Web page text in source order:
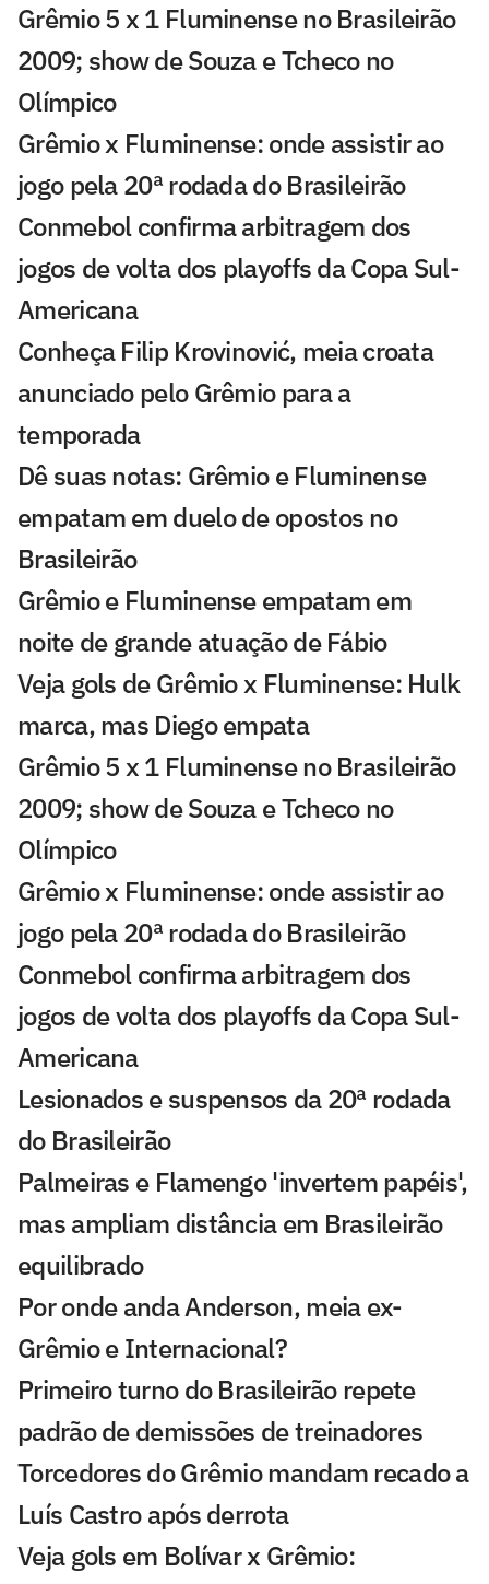
Grêmio 5 x 1 Fluminense no Brasileirão
2009; show de Souza e Tcheco no
Olímpico
Grêmio x Fluminense: onde assistir ao
jogo pela 20ª rodada do Brasileirão
Conmebol confirma arbitragem dos
jogos de volta dos playoffs da Copa Sul-
Americana
Conheça Filip Krovinović, meia croata
anunciado pelo Grêmio para a
temporada
Dê suas notas: Grêmio e Fluminense
empatam em duelo de opostos no
Brasileirão
Grêmio e Fluminense empatam em
noite de grande atuação de Fábio
Veja gols de Grêmio x Fluminense: Hulk
marca, mas Diego empata
Grêmio 5 x 1 Fluminense no Brasileirão
2009; show de Souza e Tcheco no
Olímpico
Grêmio x Fluminense: onde assistir ao
jogo pela 20ª rodada do Brasileirão
Conmebol confirma arbitragem dos
jogos de volta dos playoffs da Copa Sul-
Americana
Lesionados e suspensos da 20ª rodada
do Brasileirão
Palmeiras e Flamengo 'invertem papéis',
mas ampliam distância em Brasileirão
equilibrado
Por onde anda Anderson, meia ex-
Grêmio e Internacional?
Primeiro turno do Brasileirão repete
padrão de demissões de treinadores
Torcedores do Grêmio mandam recado a
Luís Castro após derrota
Veja gols em Bolívar x Grêmio: